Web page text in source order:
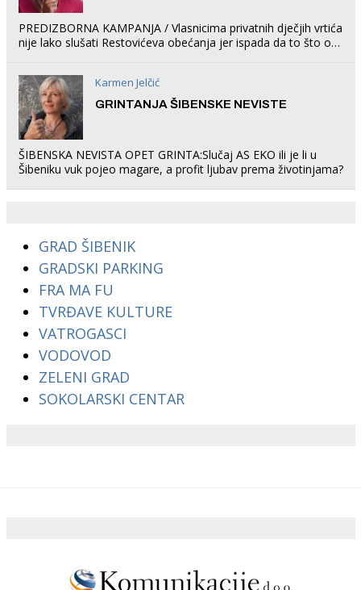
PREDIZBORNA KAMPANJA / Vlasnicima privatnih dječjih vrtića
nije lako slušati Restovićeva obećanja jer ispada da to što oni
Karmen Jelčić
GRINTANJA ŠIBENSKE NEVISTE
ŠIBENSKA NEVISTA OPET GRINTA:Slučaj AS EKO ili je li u
Šibeniku vuk pojeo magare, a profit ljubav prema životinjama?
GRAD ŠIBENIK
GRADSKI PARKING
FRA MA FU
TVRĐAVE KULTURE
VATROGASCI
VODOVOD
ZELENI GRAD
SOKOLARSKI CENTAR